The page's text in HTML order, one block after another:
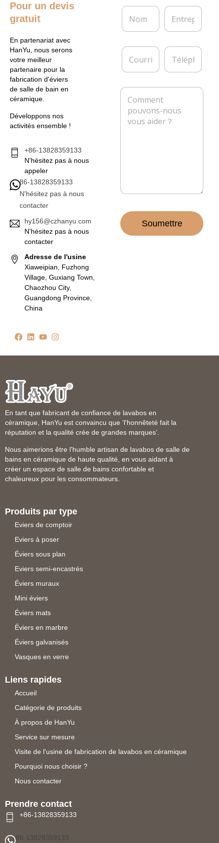
Pour un devis
gratuit
En partenariat avec
HanYu, nous serons
votre meilleur
partenaire pour la
fabrication d'éviers
de salle de bain en
céramique.
Développons nos
activités ensemble !
+86-13828359133
N'hésitez pas à nous
appeler
86-13828359133
N'hésitez pas à nous
contacter
hy156@czhanyu.com
N'hésitez pas à nous
contacter
Adresse de l'usine
Xiaweipian, Fuzhong
Village, Guxiang Town,
Chaozhou City,
Guangdong Province,
China
N
m
E
t
e
C
u
r
T
l
p
n
e
M
Soumettre
En tant que fabricant de confiance de lavabos en
céramique, HanYu est convaincu que ‘l'honnêteté fait la
réputation et la qualité crée de grandes marques’.
Nous aimerions être l'humble artisan de lavabos de salle de
bains en céramique de haute qualité, en vous aidant à
créer un espace de salle de bains confortable et
chaleureux pour les consommateurs.
Produits par type
Eviers de comptoir
Eviers à poser
Éviers sous plan
Eviers semi-encastrés
Éviers muraux
Mini éviers
Éviers mats
Éviers en marbre
Éviers galvanisés
Vasques en verre
Liens rapides
Accueil
Catégorie de produits
À propos de HanYu
Service sur mesure
Visite de l'usine de fabrication de lavabos en céramique
Pourquoi nous choisir ?
Nous contacter
Prendre contact
+86-13828359133
86-13828359133